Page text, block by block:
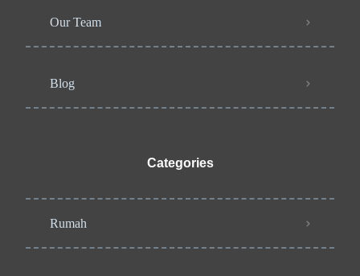
Our Team
Blog
Categories
Rumah